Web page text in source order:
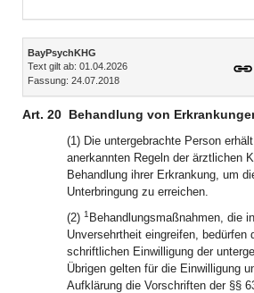
Inhalt
BayPsychKHG
Text gilt ab: 01.04.2026
Fassung: 24.07.2018
Art. 20 Behandlung von
(1) Die untergebrachte Person
anerkannten Regeln der ärztlichen
Behandlung ihrer Erkrankung, um
Unterbringung zu erreichen.
(2) 1 Behandlungsmaßnahmen, die
Unversehrtheit eingreifen, bedürfen
schriftlichen Einwilligung der
Übrigen gelten für die Einwilligung
Aufklärung die Vorschriften der §§